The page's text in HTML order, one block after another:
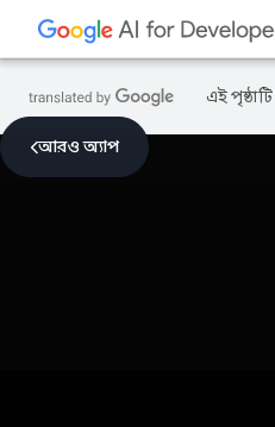
এই পৃষ্ঠাটি
আরও অ্যাপ